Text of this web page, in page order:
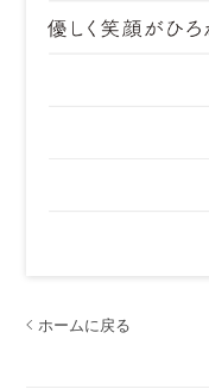
ホームに戻る